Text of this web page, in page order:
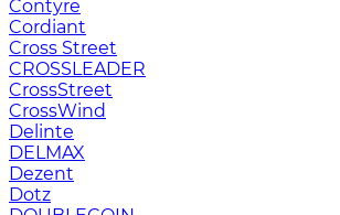
Contyre
Cordiant
Cross Street
CROSSLEADER
CrossStreet
CrossWind
Delinte
DELMAX
Dezent
Dotz